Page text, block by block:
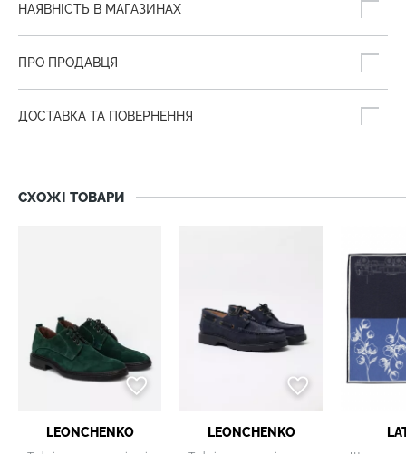
НАЯВНІСТЬ В МАГАЗИНАХ
ПРО ПРОДАВЦЯ
ДОСТАВКА ТА ПОВЕРНЕННЯ
СХОЖІ ТОВАРИ
LEONCHENKO LEONCHENKO